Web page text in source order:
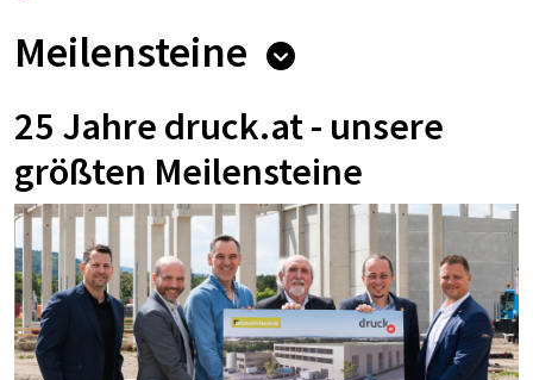
Meilensteine
25 Jahre druck.at - unsere
größten Meilensteine